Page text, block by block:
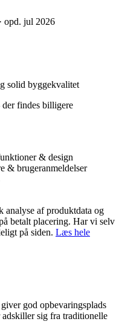
opd. jul 2026
solid byggekvalitet
findes billigere
& design
& brugeranmeldelser
analyse af produktdata og
betalt placering. Har vi selv
på siden. Læs hele
god opbevaringsplads
sig fra traditionelle